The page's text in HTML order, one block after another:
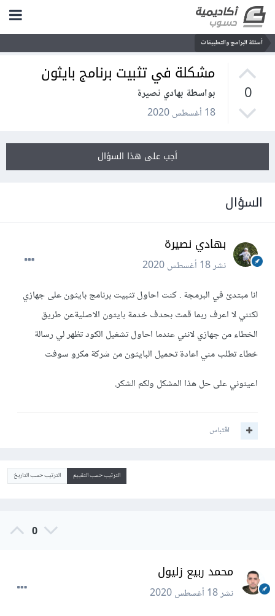
أسئلة البرامج والتطبيقات
0
مشكلة في تثبيت برنامج بايثون
بواسطة بهادي نصيرة
18 أغسطس 2020
أجب على هذا السؤال
السؤال
بهادي نصيرة
نشر18 أغسطس 2020
انا مبتدئ في البرمجة . كنت احاول تثبيت برنامج بايثون على جهازي
لكنني لا اعرف ربما قمت بحدف خدمة بايثون الاصليةعن طريق
الخطاء من جهازي لانني عندما احاول تشغيل الكود تظهر لي رسالة
خطاء تطلب مني اعادة تحميل البايثون من شركة مكرو سوفت
اعينوني على حل هذا المشكل ولكم الشكر.
اقتباس
الترتيب حسب التقييم الترتيب حسب التاريخ
0
محمد ربيع زليول
نشر18 أغسطس 2020